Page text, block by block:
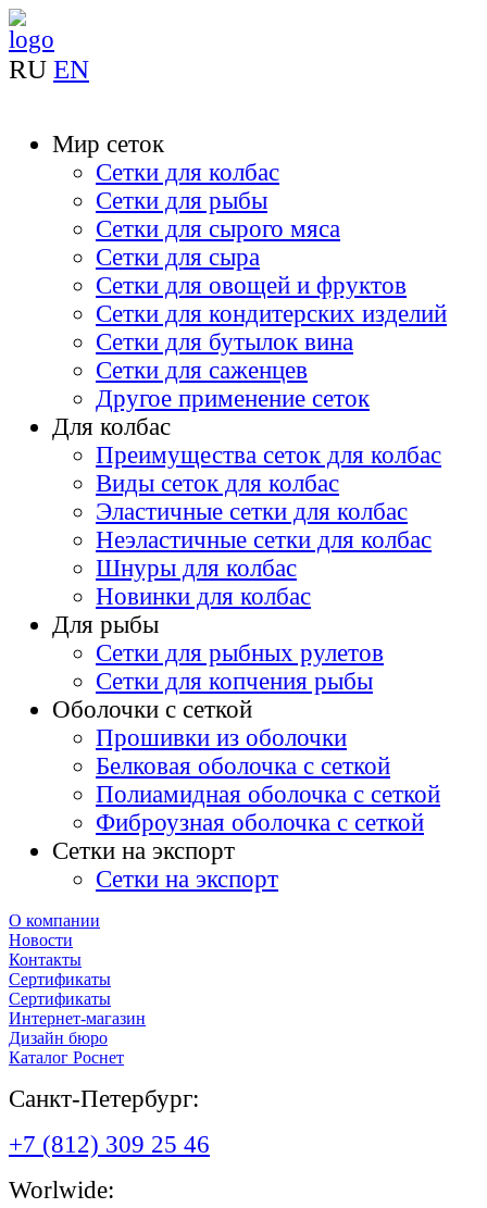
RU EN
Мир сеток
Сетки для колбас
Сетки для рыбы
Сетки для сырого мяса
Сетки для сыра
Сетки для овощей и фруктов
Сетки для кондитерских изделий
Сетки для бутылок вина
Сетки для саженцев
Другое применение сеток
Для колбас
Преимущества сеток для колбас
Виды сеток для колбас
Эластичные сетки для колбас
Неэластичные сетки для колбас
Шнуры для колбас
Новинки для колбас
Для рыбы
Сетки для рыбных рулетов
Сетки для копчения рыбы
Оболочки с сеткой
Прошивки из оболочки
Белковая оболочка с сеткой
Полиамидная оболочка с сеткой
Фиброузная оболочка с сеткой
Сетки на экспорт
Сетки на экспорт
О компании
Новости
Контакты
Сертификаты
Сертификаты
Интернет-магазин
Дизайн бюро
Каталог Роснет
Санкт-Петербург:
+7 (812) 309 25 46
Worlwide: